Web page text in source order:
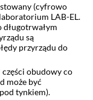
(cyfrowo
LAB-EL.
są
przyrządu do
części obudowy co
może być
tynkiem).